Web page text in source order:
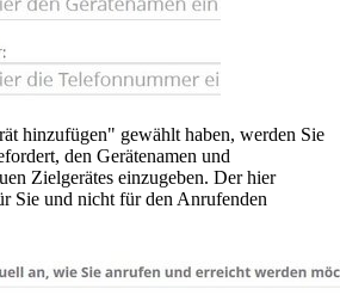
hinzufügen" gewählt haben, werden Sie
den Gerätenamen und
Zielgerätes einzugeben. Der hier
Sie und nicht für den Anrufenden